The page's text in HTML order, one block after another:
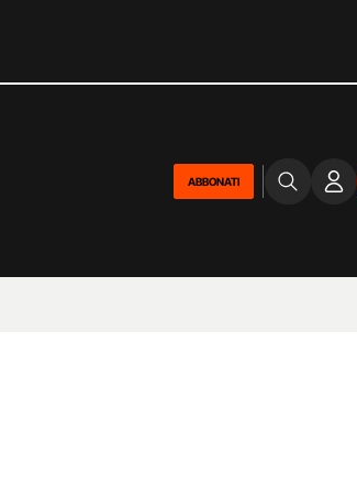
ABBONATI